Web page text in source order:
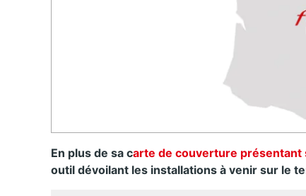
En plus de sa carte de couverture présentant
outil dévoilant les installations à venir sur le